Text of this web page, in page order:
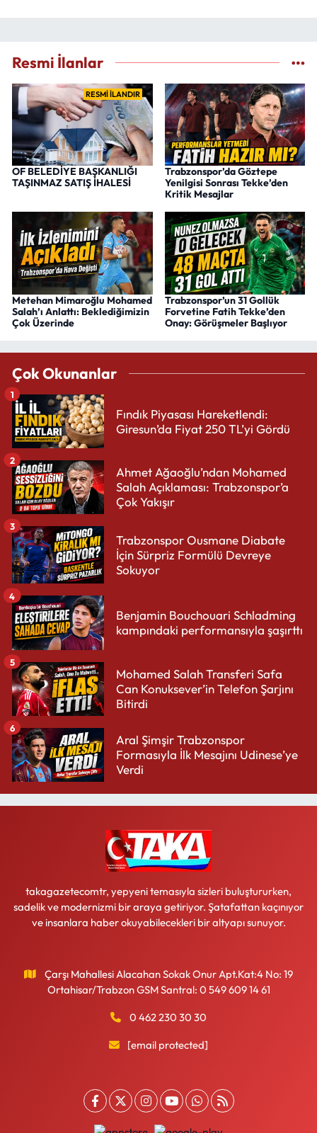
Resmi İlanlar
RESMİ İLANDIR
OF BELEDİYE BAŞKANLIĞI
TAŞINMAZ SATIŞ İHALESİ
Trabzonspor’da Göztepe
Yenilgisi Sonrası Tekke’den
Kritik Mesajlar
Metehan Mimaroğlu Mohamed
Salah’ı Anlattı: Beklediğimizin
Çok Üzerinde
Trabzonspor’un 31 Gollük
Forvetine Fatih Tekke’den
Onay: Görüşmeler Başlıyor
Çok Okunanlar
Fındık Piyasası Hareketlendi:
Giresun’da Fiyat 250 TL’yi Gördü
1
Ahmet Ağaoğlu’ndan Mohamed
Salah Açıklaması: Trabzonspor’a
Çok Yakışır
2
Trabzonspor Ousmane Diabate
İçin Sürpriz Formülü Devreye
Sokuyor
3
Benjamin Bouchouari Schladming
kampındaki performansıyla şaşırttı
4
Mohamed Salah Transferi Safa
Can Konuksever’in Telefon Şarjını
Bitirdi
5
Aral Şimşir Trabzonspor
Formasıyla İlk Mesajını Udinese’ye
Verdi
6
takagazetecomtr, yepyeni temasıyla sizleri buluştururken,
sadelik ve modernizmi bir araya getiriyor. Şatafattan kaçınıyor
ve insanlara haber okuyabilecekleri bir altyapı sunuyor.
Çarşı Mahallesi Alacahan Sokak Onur Apt.Kat:4 No: 19
Ortahisar/Trabzon GSM Santral: 0 549 609 14 61
0 462 230 30 30
[email protected]